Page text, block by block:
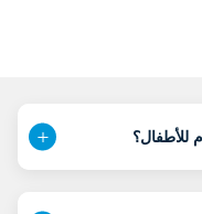
للأطفال؟